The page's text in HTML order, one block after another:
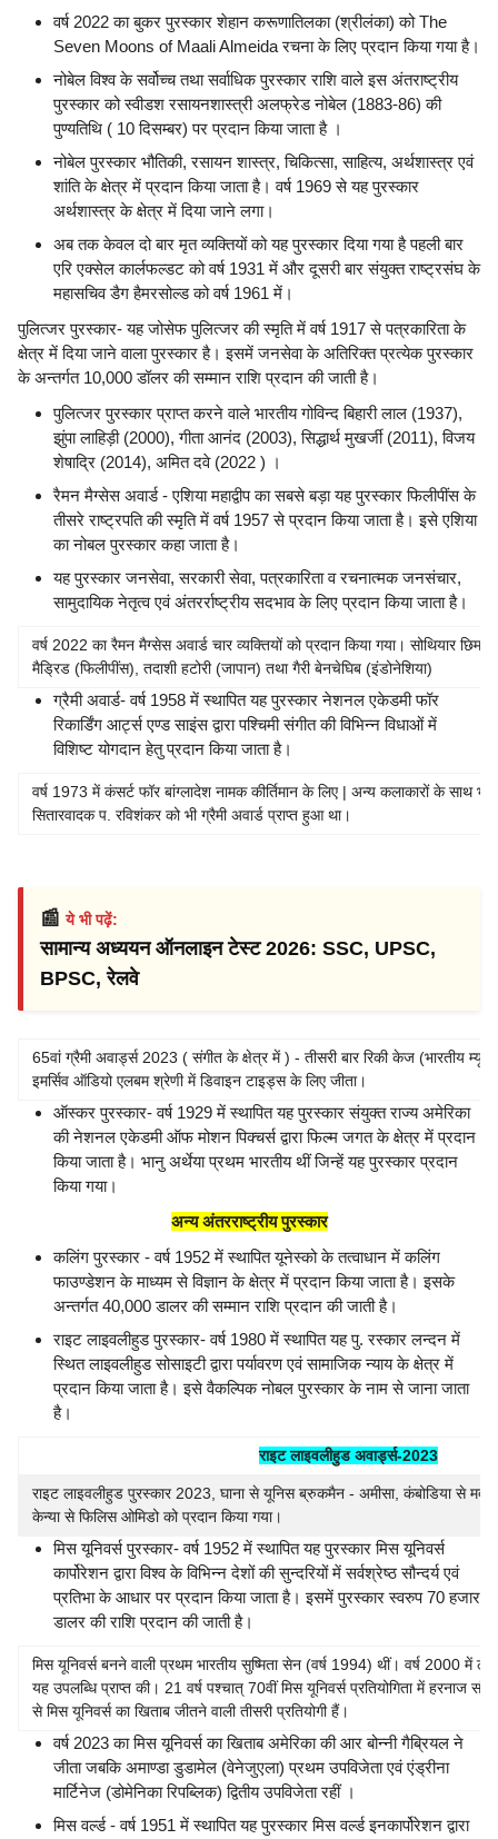
वर्ष 2022 का बुकर पुरस्कार शेहान करूणातिलका (श्रीलंका) को The
Seven Moons of Maali Almeida रचना के लिए प्रदान किया गया है।
नोबेल विश्व के सर्वोच्च तथा सर्वाधिक पुरस्कार राशि वाले इस अंतराष्ट्रीय
पुरस्कार को स्वीडश रसायनशास्त्री अलफ्रेड नोबेल (1883-86) की
पुण्यतिथि ( 10 दिसम्बर) पर प्रदान किया जाता है ।
नोबेल पुरस्कार भौतिकी, रसायन शास्त्र, चिकित्सा, साहित्य, अर्थशास्त्र एवं
शांति के क्षेत्र में प्रदान किया जाता है। वर्ष 1969 से यह पुरस्कार
अर्थशास्त्र के क्षेत्र में दिया जाने लगा।
अब तक केवल दो बार मृत व्यक्तियों को यह पुरस्कार दिया गया है पहली बार
एरि एक्सेल कार्लफल्डट को वर्ष 1931 में और दूसरी बार संयुक्त राष्ट्रसंघ के
महासचिव डैग हैमरसोल्ड को वर्ष 1961 में।
पुलित्जर पुरस्कार- यह जोसेफ पुलित्जर की स्मृति में वर्ष 1917 से पत्रकारिता के
क्षेत्र में दिया जाने वाला पुरस्कार है। इसमें जनसेवा के अतिरिक्त प्रत्येक पुरस्कार
के अन्तर्गत 10,000 डॉलर की सम्मान राशि प्रदान की जाती है।
पुलित्जर पुरस्कार प्राप्त करने वाले भारतीय गोविन्द बिहारी लाल (1937),
झुंपा लाहिड़ी (2000), गीता आनंद (2003), सिद्धार्थ मुखर्जी (2011), विजय
शेषाद्रि (2014), अमित दवे (2022 ) ।
रैमन मैग्सेस अवार्ड - एशिया महाद्वीप का सबसे बड़ा यह पुरस्कार फिलीपींस के
तीसरे राष्ट्रपति की स्मृति में वर्ष 1957 से प्रदान किया जाता है। इसे एशिया
का नोबल पुरस्कार कहा जाता है।
यह पुरस्कार जनसेवा, सरकारी सेवा, पत्रकारिता व रचनात्मक जनसंचार,
सामुदायिक नेतृत्व एवं अंतरर्राष्ट्रीय सदभाव के लिए प्रदान किया जाता है।
वर्ष 2022 का रैमन मैग्सेस अवार्ड चार व्यक्तियों को प्रदान किया गया। सोथियार छिम
मैड्रिड (फिलीपींस), तदाशी हटोरी (जापान) तथा गैरी बेनचेघिब (इंडोनेशिया)
ग्रैमी अवार्ड- वर्ष 1958 में स्थापित यह पुरस्कार नेशनल एकेडमी फॉर
रिकार्डिंग आर्ट्स एण्ड साइंस द्वारा पश्चिमी संगीत की विभिन्न विधाओं में
विशिष्ट योगदान हेतु प्रदान किया जाता है।
वर्ष 1973 में कंसर्ट फॉर बांग्लादेश नामक कीर्तिमान के लिए | अन्य कलाकारों के साथ
सितारवादक प. रविशंकर को भी ग्रैमी अवार्ड प्राप्त हुआ था।
📰ये भी पढ़ें:
सामान्य अध्ययन ऑनलाइन टेस्ट 2026: SSC, UPSC,
BPSC, रेलवे
65वां ग्रैमी अवार्ड्स 2023 ( संगीत के क्षेत्र में ) - तीसरी बार रिकी केज (भारतीय
इमर्सिव ऑडियो एलबम श्रेणी में डिवाइन टाइड्स के लिए जीता।
ऑस्कर पुरस्कार- वर्ष 1929 में स्थापित यह पुरस्कार संयुक्त राज्य अमेरिका
की नेशनल एकेडमी ऑफ मोशन पिक्चर्स द्वारा फिल्म जगत के क्षेत्र में प्रदान
किया जाता है। भानु अर्थेया प्रथम भारतीय थीं जिन्हें यह पुरस्कार प्रदान
किया गया।
अन्य अंतरराष्ट्रीय पुरस्कार
कलिंग पुरस्कार - वर्ष 1952 में स्थापित यूनेस्को के तत्वाधान में कलिंग
फाउण्डेशन के माध्यम से विज्ञान के क्षेत्र में प्रदान किया जाता है। इसके
अन्तर्गत 40,000 डालर की सम्मान राशि प्रदान की जाती है।
राइट लाइवलीहुड पुरस्कार- वर्ष 1980 में स्थापित यह पु. रस्कार लन्दन में
स्थित लाइवलीहुड सोसाइटी द्वारा पर्यावरण एवं सामाजिक न्याय के क्षेत्र में
प्रदान किया जाता है। इसे वैकल्पिक नोबल पुरस्कार के नाम से जाना जाता
है।
राइट लाइवलीहुड अवार्ड्स-2023
राइट लाइवलीहुड पुरस्कार 2023, घाना से यूनिस ब्रुकमैन - अमीसा, कंबोडिया से
केन्या से फिलिस ओमिडो को प्रदान किया गया।
मिस यूनिवर्स पुरस्कार- वर्ष 1952 में स्थापित यह पुरस्कार मिस यूनिवर्स
कार्पोरेशन द्वारा विश्व के विभिन्न देशों की सुन्दरियों में सर्वश्रेष्ठ सौन्दर्य एवं
प्रतिभा के आधार पर प्रदान किया जाता है। इसमें पुरस्कार स्वरुप 70 हजार
डालर की राशि प्रदान की जाती है।
मिस यूनिवर्स बनने वाली प्रथम भारतीय सुष्मिता सेन (वर्ष 1994) थीं। वर्ष 2000 में
यह उपलब्धि प्राप्त की। 21 वर्ष पश्चात् 70वीं मिस यूनिवर्स प्रतियोगिता में हरनाज
से मिस यूनिवर्स का खिताब जीतने वाली तीसरी प्रतियोगी हैं।
वर्ष 2023 का मिस यूनिवर्स का खिताब अमेरिका की आर बोन्नी गैब्रियल ने
जीता जबकि अमाण्डा डुडामेल (वेनेजुएला) प्रथम उपविजेता एवं एंड्रीना
मार्टिनेज (डोमेनिका रिपब्लिक) द्वितीय उपविजेता रहीं ।
मिस वर्ल्ड - वर्ष 1951 में स्थापित यह पुरस्कार मिस वर्ल्ड इनकार्पोरेशन द्वारा